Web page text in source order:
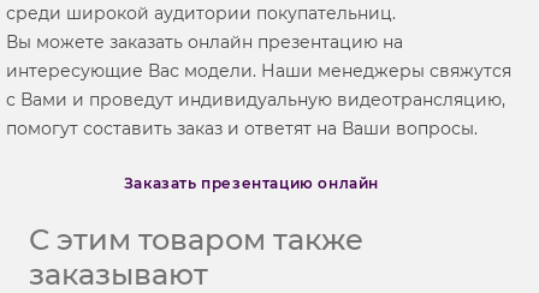
среди широкой аудитории покупательниц.
Вы можете заказать онлайн презентацию на
интересующие Вас модели. Наши менеджеры свяжутся
с Вами и проведут индивидуальную видеотрансляцию,
помогут составить заказ и ответят на Ваши вопросы.
Заказать презентацию онлайн
С этим товаром также
заказывают